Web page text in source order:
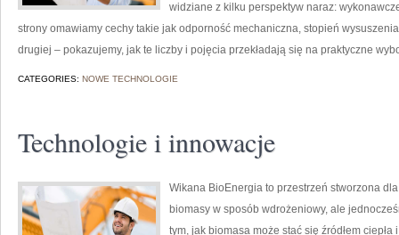
widziane z kilku perspektyw naraz:
strony omawiamy cechy takie jak odporność mechaniczna, stopień
drugiej – pokazujemy, jak te liczby i pojęcia przekładają się na praktyczne
CATEGORIES: NOWE TECHNOLOGIE
Technologie i innowacje
Wikana BioEnergia to przestrzeń stworzona
biomasy w sposób wdrożeniowy, ale
tym, jak biomasa może stać się źródłem